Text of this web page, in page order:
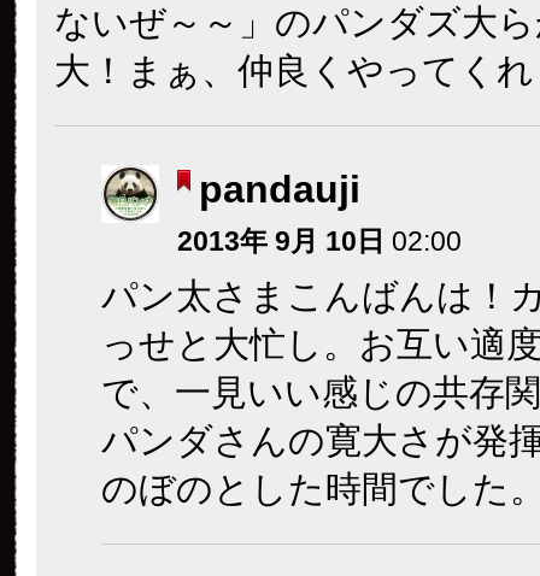
ないぜ～～」のパンダズ大
大！まぁ、仲良くやってく
pandauji
2013年 9月 10日 02:00
パン太さまこんばんは！
っせと大忙し。お互い適
で、一見いい感じの共存
パンダさんの寛大さが発
のぼのとした時間でした